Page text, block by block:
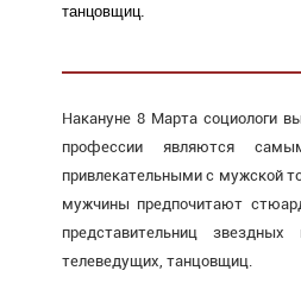
танцовщиц.
Накануне 8 Марта социологи
профессии являются
привлекательными с мужской
мужчины предпочитают
представительниц
телеведущих, танцовщиц.